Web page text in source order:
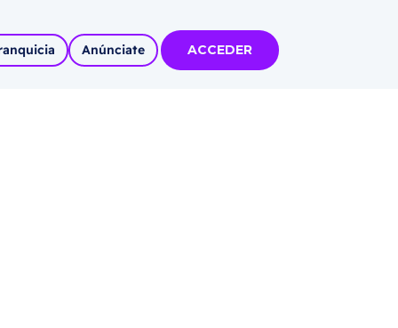
Anúnciate ACCEDER